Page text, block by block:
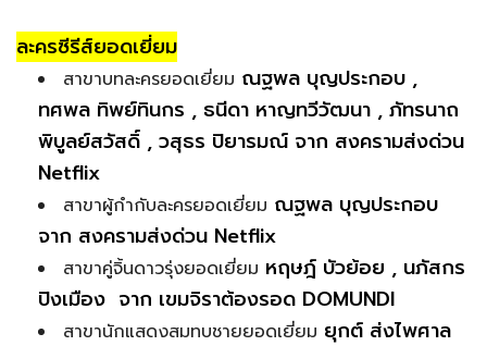
ละครซีรีส์ยอดเยี่ยม
สาขาบทละครยอดเยี่ยม ณฐพล บุญประกอบ ,
ทศพล ทิพย์ทินกร , ธนีดา หาญทวีวัฒนา , ภัทรนาถ
พิบูลย์สวัสดิ์ , วสุธร ปิยารมณ์ จาก สงครามส่งด่วน
Netflix
สาขาผู้กำกับละครยอดเยี่ยม ณฐพล บุญประกอบ
จาก สงครามส่งด่วน Netflix
สาขาคู่จิ้นดาวรุ่งยอดเยี่ยม หฤษฎ์ บัวย้อย , นภัสกร
ปิงเมือง จาก เขมจิราต้องรอด DOMUNDI
สาขานักแสดงสมทบชายยอดเยี่ยม ยุกต์ ส่งไพศาล